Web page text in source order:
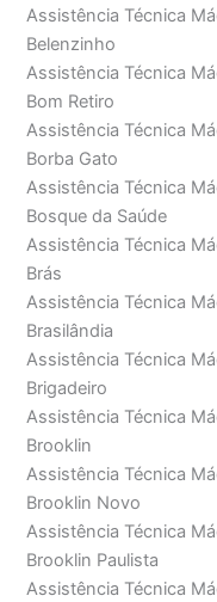
Assistência Técnica
Belenzinho
Assistência Técnica
Bom Retiro
Assistência Técnica
Borba Gato
Assistência Técnica
Bosque da Saúde
Assistência Técnica
Brás
Assistência Técnica
Brasilândia
Assistência Técnica
Brigadeiro
Assistência Técnica
Brooklin
Assistência Técnica
Brooklin Novo
Assistência Técnica
Brooklin Paulista
Assistência Técnica